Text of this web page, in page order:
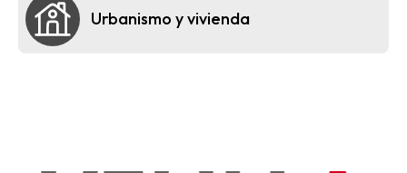
Urbanismo y vivienda